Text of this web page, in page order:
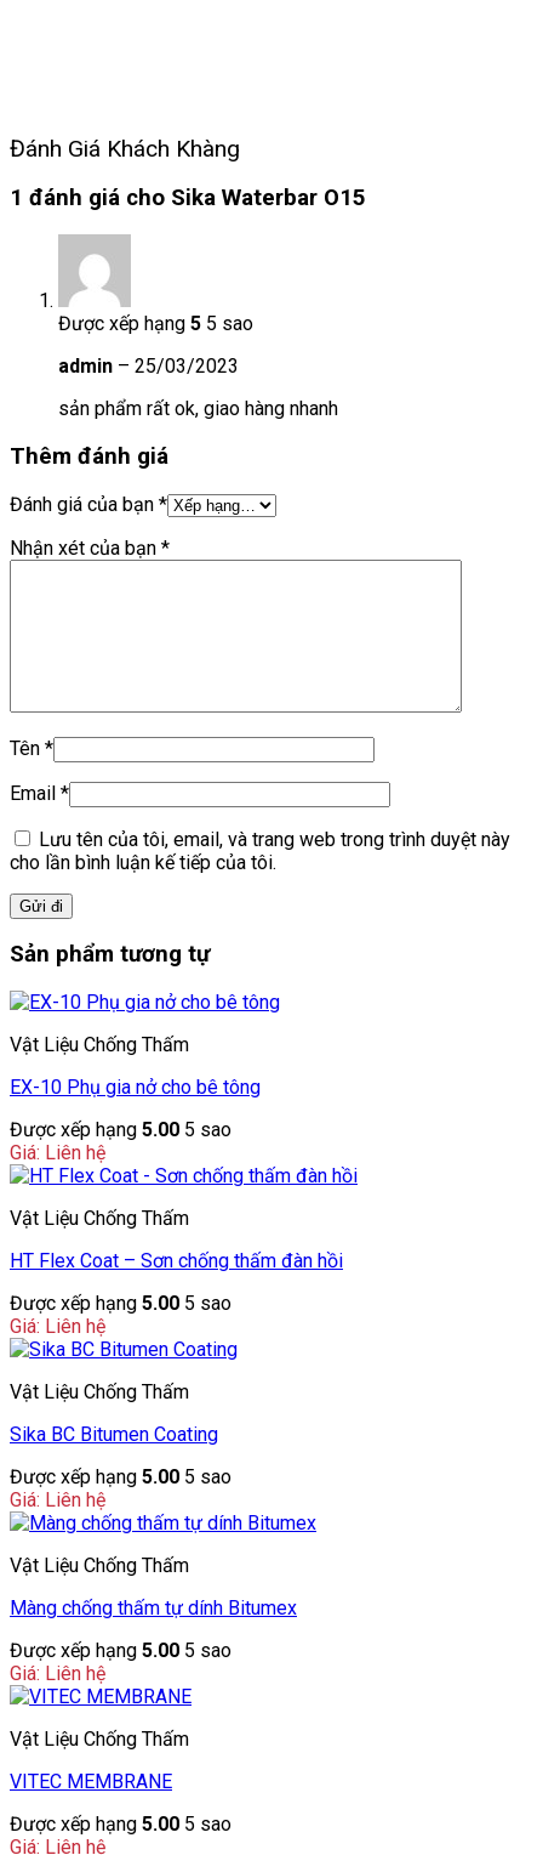
Đánh Giá Khách Khàng
1 đánh giá cho Sika Waterbar O15
Được xếp hạng 5 5 sao
admin – 25/03/2023
sản phẩm rất ok, giao hàng nhanh
Thêm đánh giá
Đánh giá của bạn *
Nhận xét của bạn *
Tên *
Email *
Lưu tên của tôi, email, và trang web trong trình duyệt này
cho lần bình luận kế tiếp của tôi.
Sản phẩm tương tự
Vật Liệu Chống Thấm
EX-10 Phụ gia nở cho bê tông
Được xếp hạng 5.00 5 sao
Giá: Liên hệ
Vật Liệu Chống Thấm
HT Flex Coat – Sơn chống thấm đàn hồi
Được xếp hạng 5.00 5 sao
Giá: Liên hệ
Vật Liệu Chống Thấm
Sika BC Bitumen Coating
Được xếp hạng 5.00 5 sao
Giá: Liên hệ
Vật Liệu Chống Thấm
Màng chống thấm tự dính Bitumex
Được xếp hạng 5.00 5 sao
Giá: Liên hệ
Vật Liệu Chống Thấm
VITEC MEMBRANE
Được xếp hạng 5.00 5 sao
Giá: Liên hệ